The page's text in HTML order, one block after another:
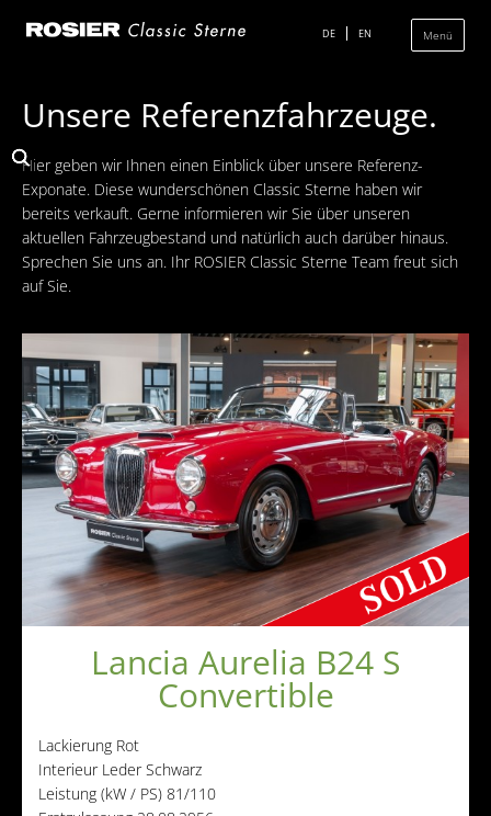
DE EN Menü
überspringen
Geschichte
Die Ausstellung
Team
Ankauf und Kommission
Die Ausstellung
Die Fahrzeuge
Fahrzeuge Mercedes
Andere Marken
Verkaufte Fahrzeuge
Kontakt
Impressum
Datenschutz
AGB
Unsere Referenzfahrzeuge.
Hier geben wir Ihnen einen Einblick über unsere Referenz-
Exponate. Diese wunderschönen Classic Sterne haben wir
bereits verkauft. Gerne informieren wir Sie über unseren
aktuellen Fahrzeugbestand und natürlich auch darüber hinaus.
Sprechen Sie uns an. Ihr ROSIER Classic Sterne Team freut sich
auf Sie.
Lancia Aurelia B24 S
Convertible
Lackierung Rot
Interieur Leder Schwarz
Leistung (kW / PS) 81/110